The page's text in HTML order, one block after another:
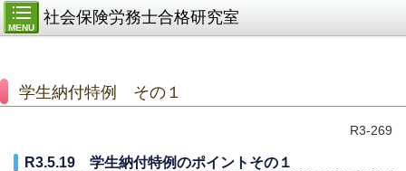
MENU
社会保険労務士合格研究室
学生納付特例 その１
R3-269
R3.5.19 学生納付特例のポイントその１